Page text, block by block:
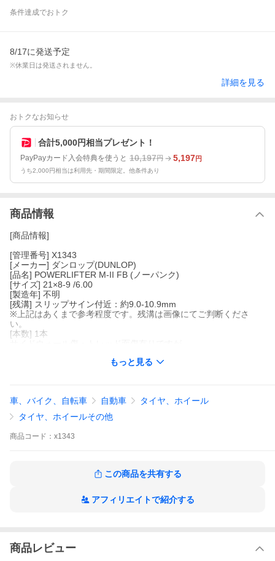
条件達成でおトク
8/17に発送予定
※休業日は発送されません。
詳細を見る
おトクなお知らせ
合計5,000円相当プレゼント！
PayPayカード入会特典を使うと 10,197円 5,197円
うち2,000円相当は利用先・期間限定。他条件あり
商品情報
[商品情報]
[管理番号] X1343
[メーカー] ダンロップ(DUNLOP)
[品名] POWERLIFTER M-II FB (ノーパンク)
[サイズ] 21×8-9 /6.00
[製造年] 不明
[残溝] スリップサイン付近：約9.0-10.9mm
※上記はあくまで参考程度です。残溝は画像にてご判断くださ
い。
[本数] 1本
※スマートフォンで閲覧のお客様へ
必ず「商品情報をもっと見る」をご確認のいただき、
購入をご検討いただきますようお願いいたします！
もっと見る
車、バイク、自転車 自動車
タイヤ、ホイール
タイヤ、ホイールその他
商品 コード： x1343
この商品を共有する
アフィリエイトで紹介する
商品レビュー